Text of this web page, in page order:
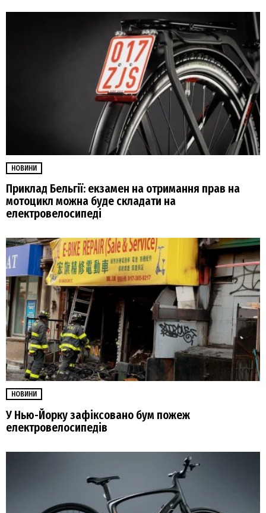
НОВИНИ
Приклад Бельгії: екзамен на отримання прав на
мотоцикл можна буде складати на
електровелосипеді
НОВИНИ
У Нью-Йорку зафіксовано бум пожеж
електровелосипедів